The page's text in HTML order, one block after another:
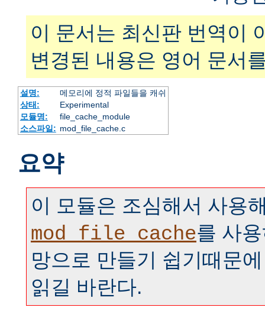
이 문서는 최신판 번역이
변경된 내용은 영어 문서
설명:
메모리에 정적 파일들을 캐쉬
상태:
Experimental
모듈명:
file_cache_module
소스파일: mod_file_cache.c
요약
이 모듈은 조심해서 사용
mod_file_cache를 사
망으로 만들기 쉽기때문
읽길 바란다.